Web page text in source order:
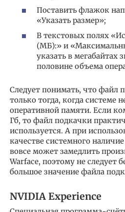
Поставить флажок
«Указать размер»;
В текстовых полях
(МБ):» и
указать в мегабайтах
половине объема
Следует понимать, что файл
только тогда, когда системе
оперативной памяти. Если
Гб, то файл подкачки
используется. А при
качестве системного
вовсе может замедлить
Warface, поэтому не следует
большое значение файла
NVIDIA Experience